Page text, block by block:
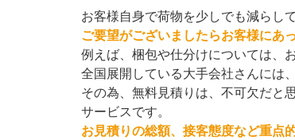
お客様自身で荷物を少しでも減らし
ご要望がございましたらお客様にあ
例えば、梱包や仕分けについては、
全国展開している大手会社さんには
その為、無料見積りは、不可欠だと
サービスです。
お見積りの総額、接客態度など重点